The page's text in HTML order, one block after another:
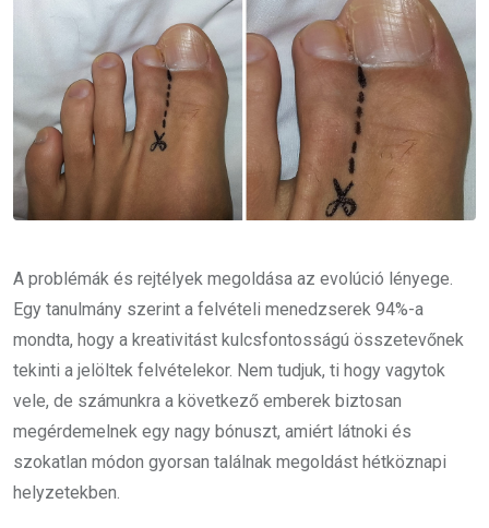
A problémák és rejtélyek megoldása az evolúció lényege.
Egy tanulmány szerint a felvételi menedzserek 94%-a
mondta, hogy a kreativitást kulcsfontosságú összetevőnek
tekinti a jelöltek felvételekor. Nem tudjuk, ti hogy vagytok
vele, de számunkra a következő emberek biztosan
megérdemelnek egy nagy bónuszt, amiért látnoki és
szokatlan módon gyorsan találnak megoldást hétköznapi
helyzetekben.